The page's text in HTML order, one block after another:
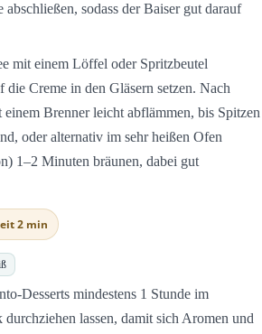
abschließen, sodass der Baiser gut darauf
mit einem Löffel oder Spritzbeutel
die Creme in den Gläsern setzen. Nach
Brenner leicht abflämmen, bis Spitzen
oder alternativ im sehr heißen Ofen
1–2 Minuten bräunen, dabei gut
2 min
Desserts mindestens 1 Stunde im
lassen, damit sich Aromen und